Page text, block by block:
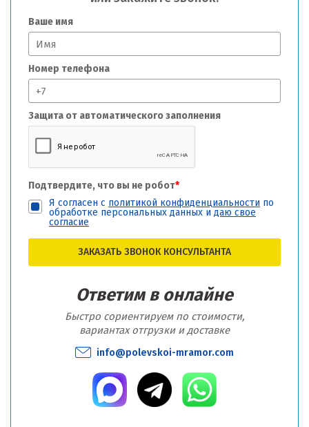
Ваше имя
Номер телефона
Защита от автоматического заполнения
Подтвердите, что вы не робот*
Я согласен с политикой конфиденциальности по
обработке персональных данных и даю свое
согласие
ЗАКАЗАТЬ ЗВОНОК КОНСУЛЬТАНТА
Ответим в онлайне
Быстро сориентируем по стоимости,
вариантах отгрузки и доставке
info@polevskoi-mramor.com